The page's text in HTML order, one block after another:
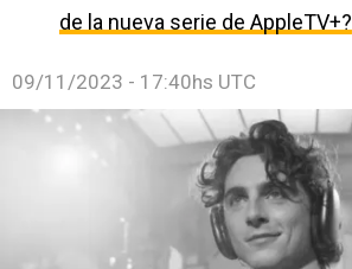
de la nueva serie de AppleTV+?
09/11/2023 - 17:40hs UTC